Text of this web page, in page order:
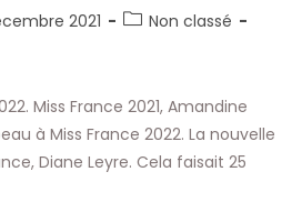
2021
PostNon classé
Miss France 2021, Amandine
à Miss France 2022. La nouvelle
Diane Leyre. Cela faisait 25